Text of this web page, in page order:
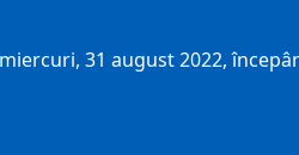
31 august 2022,